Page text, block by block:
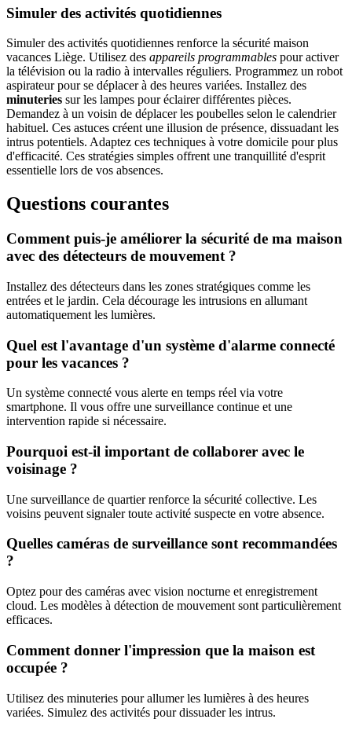
Simuler des activités quotidiennes
Simuler des activités quotidiennes renforce la sécurité maison
vacances Liège. Utilisez des appareils programmables pour activer
la télévision ou la radio à intervalles réguliers. Programmez un robot
aspirateur pour se déplacer à des heures variées. Installez des
minuteries sur les lampes pour éclairer différentes pièces.
Demandez à un voisin de déplacer les poubelles selon le calendrier
habituel. Ces astuces créent une illusion de présence, dissuadant les
intrus potentiels. Adaptez ces techniques à votre domicile pour plus
d'efficacité. Ces stratégies simples offrent une tranquillité d'esprit
essentielle lors de vos absences.
Questions courantes
Comment puis-je améliorer la sécurité de ma maison
avec des détecteurs de mouvement ?
Installez des détecteurs dans les zones stratégiques comme les
entrées et le jardin. Cela décourage les intrusions en allumant
automatiquement les lumières.
Quel est l'avantage d'un système d'alarme connecté
pour les vacances ?
Un système connecté vous alerte en temps réel via votre
smartphone. Il vous offre une surveillance continue et une
intervention rapide si nécessaire.
Pourquoi est-il important de collaborer avec le
voisinage ?
Une surveillance de quartier renforce la sécurité collective. Les
voisins peuvent signaler toute activité suspecte en votre absence.
Quelles caméras de surveillance sont recommandées
?
Optez pour des caméras avec vision nocturne et enregistrement
cloud. Les modèles à détection de mouvement sont particulièrement
efficaces.
Comment donner l'impression que la maison est
occupée ?
Utilisez des minuteries pour allumer les lumières à des heures
variées. Simulez des activités pour dissuader les intrus.